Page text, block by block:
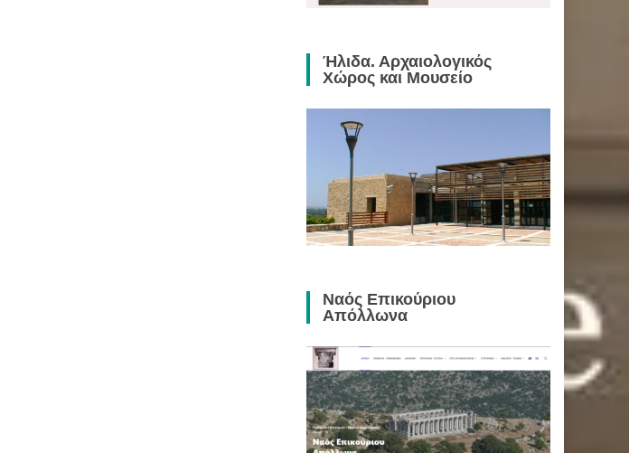
Ήλιδα. Αρχαιολογικός
Χώρος και Μουσείο
Ναός Επικούριου
Απόλλωνα